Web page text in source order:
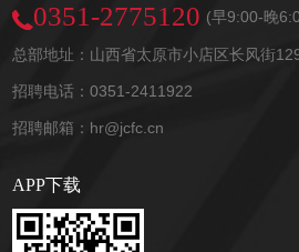
0351-2775120 (早9:00-晚
总部地址：山西省太原市小店区长风街
招聘电话：0351-2411922
招聘邮箱：hr@jcfc.cn
APP下载